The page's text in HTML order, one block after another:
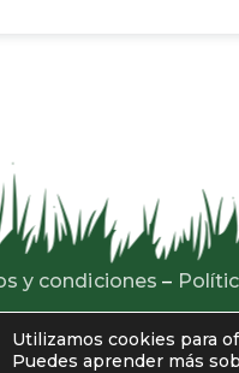
y condiciones –
2026. Todos los
Utilizamos cookies para
Puedes aprender más